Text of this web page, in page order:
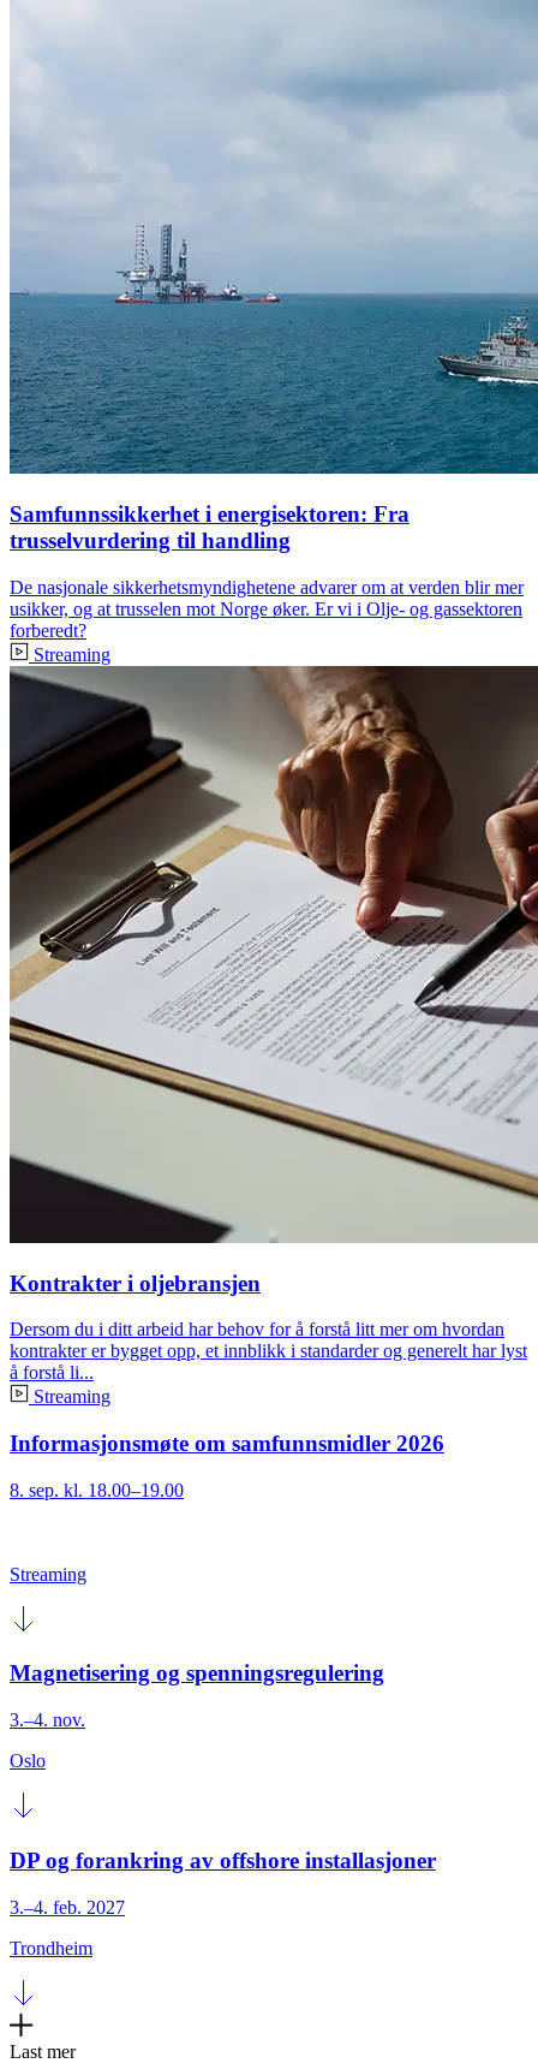
Samfunnssikkerhet i energisektoren: Fra
trusselvurdering til handling
De nasjonale sikkerhetsmyndighetene advarer om at verden blir mer
usikker, og at trusselen mot Norge øker. Er vi i Olje- og gassektoren
forberedt?
Streaming
Kontrakter i oljebransjen
Dersom du i ditt arbeid har behov for å forstå litt mer om hvordan
kontrakter er bygget opp, et innblikk i standarder og generelt har lyst
å forstå li...
Streaming
Informasjonsmøte om samfunnsmidler 2026
8. sep. kl. 18.00–19.00
Streaming
Magnetisering og spenningsregulering
3.–4. nov.
Oslo
DP og forankring av offshore installasjoner
3.–4. feb. 2027
Trondheim
Last mer